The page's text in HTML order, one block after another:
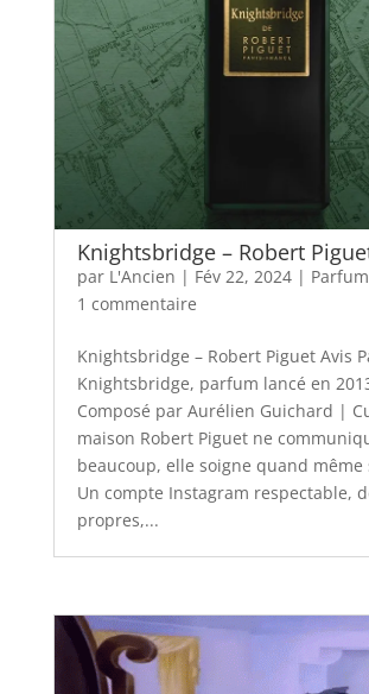
Knightsbridge – Robert
par L'Ancien | Fév 22, 2024|
1 commentaire
Knightsbridge – Robert Piguet Avis
Knightsbridge, parfum lancé en
Composé par Aurélien Guichard |
maison Robert Piguet ne
beaucoup, elle soigne quand même
Un compte Instagram respectable,
propres,...